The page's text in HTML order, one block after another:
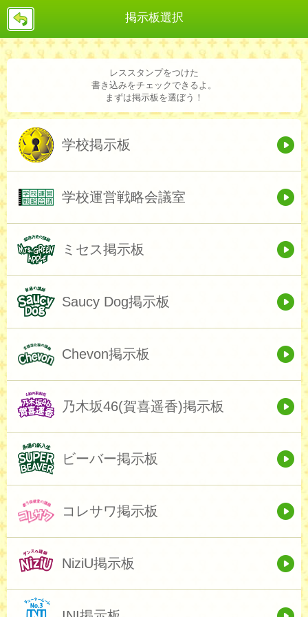
掲示板選択
戻
レススタンプをつけた
書き込みをチェックできるよ。
まずは掲示板を選ぼう！
学校掲示板
学校運営戦略会議室
ミセス掲示板
Saucy Dog掲示板
Chevon掲示板
乃木坂46(賀喜遥香)掲示板
ビーバー掲示板
コレサワ掲示板
NiziU掲示板